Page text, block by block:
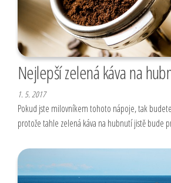
Nejlepší zelená káva na
1. 5. 2017
Pokud jste milovníkem tohoto nápoje, tak
protože tahle zelená káva na hubnutí jistě bude